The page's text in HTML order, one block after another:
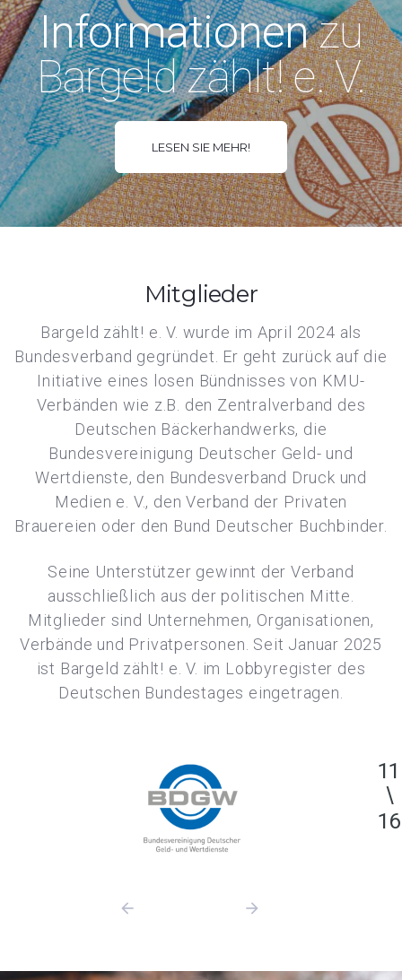
Informationenzu
Bargeld zählt! e. V.
LESEN SIE MEHR!
Mitglieder
Bargeld zählt! e. V. wurde im April 2024 als
Bundesverband gegründet. Er geht zurück auf die
Initiative eines losen Bündnisses von KMU-
Verbänden wie z.B. den Zentralverband des
Deutschen Bäckerhandwerks, die
Bundesvereinigung Deutscher Geld- und
Wertdienste, den Bundesverband Druck und
Medien e. V., den Verband der Privaten
Brauereien oder den Bund Deutscher Buchbinder.
Seine Unterstützer gewinnt der Verband
ausschließlich aus der politischen Mitte.
Mitglieder sind Unternehmen, Organisationen,
Verbände und Privatpersonen. Seit Januar 2025
ist Bargeld zählt! e. V. im Lobbyregister des
Deutschen Bundestages eingetragen.
11
16